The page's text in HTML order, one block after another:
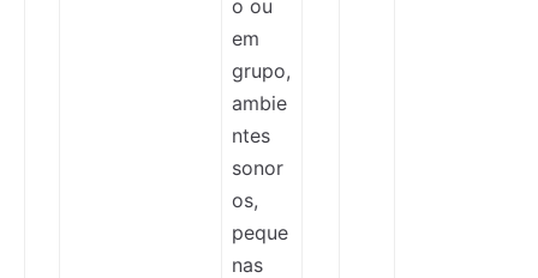
o ou
em
grupo,
ambie
ntes
sonor
os,
peque
nas